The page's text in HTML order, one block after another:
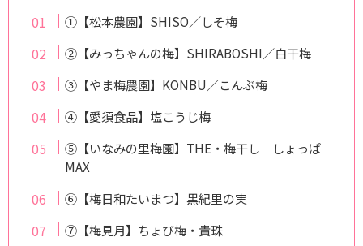
①【松本農園】SHISO／しそ梅
②【みっちゃんの梅】SHIRABOSHI／白干梅
③【やま梅農園】KONBU／こんぶ梅
④【愛須食品】塩こうじ梅
⑤【いなみの里梅園】THE・梅干し しょっぱ
MAX
⑥【梅日和たいまつ】黒紀里の実
⑦【梅見月】ちょび梅・貴珠